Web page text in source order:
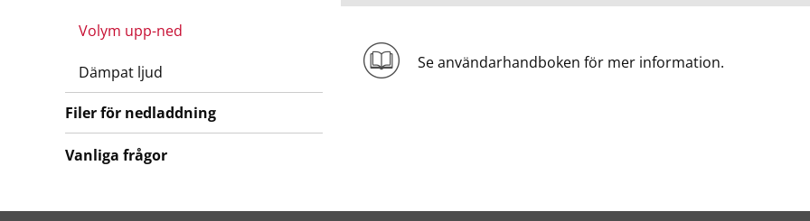
Se användarhandboken för mer information.
Volym upp-ned
Dämpat ljud
Filer för nedladdning
Vanliga frågor